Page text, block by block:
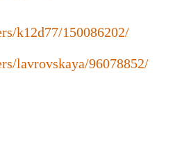
k12d77/150086202/
lavrovskaya/96078852/